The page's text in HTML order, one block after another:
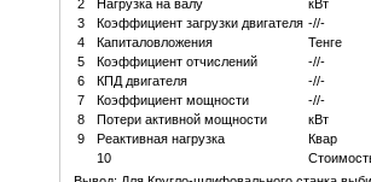
2
Нагрузка на валу
кВт
3
Коэффициент загрузки двигателя -//-
4
Капиталовложения
Тенге
5
Коэффициент отчислений
-//-
6
КПД двигателя
-//-
7
Коэффициент мощности
-//-
8
Потери активной мощности
кВт
9
Реактивная нагрузка
Квар
10